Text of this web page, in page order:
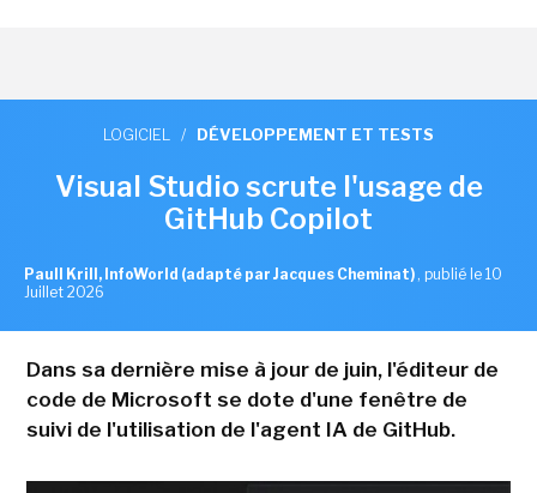
LOGICIEL / DÉVELOPPEMENT ET TESTS
Visual Studio scrute l'usage de
GitHub Copilot
Paull Krill, InfoWorld (adapté par Jacques Cheminat) , publié le 10
Juillet 2026
Dans sa dernière mise à jour de juin, l'éditeur de
code de Microsoft se dote d'une fenêtre de
suivi de l'utilisation de l'agent IA de GitHub.